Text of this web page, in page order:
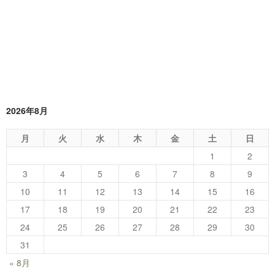
2026年8月
月 火 水 木 金 土
日
1
2
3
4 5 6 7 8
9
10
11 12 13 14 15
16
17
18 19 20 21 22
23
24
25 26 27 28 29
30
31
« 8月